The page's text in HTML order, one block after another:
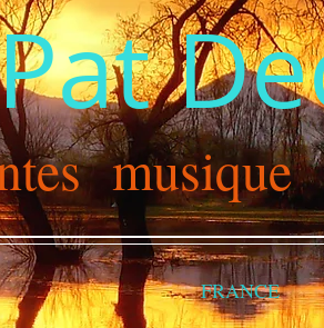
musique
FRANCE